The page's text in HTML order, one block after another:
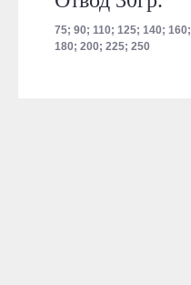
75; 90; 110; 125; 140; 160;
180; 200; 225; 250